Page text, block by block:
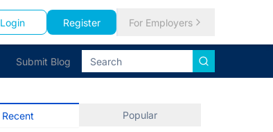
Login Register For Employers
Submit Blog
Recent Popular